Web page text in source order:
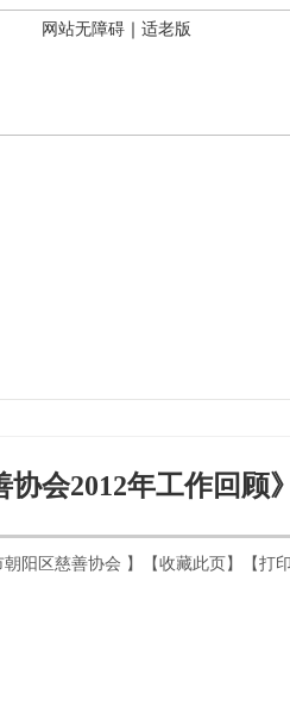
网站无障碍 适老版
会2012年工作回顾
阳区慈善协会 】【收藏此页 】【打